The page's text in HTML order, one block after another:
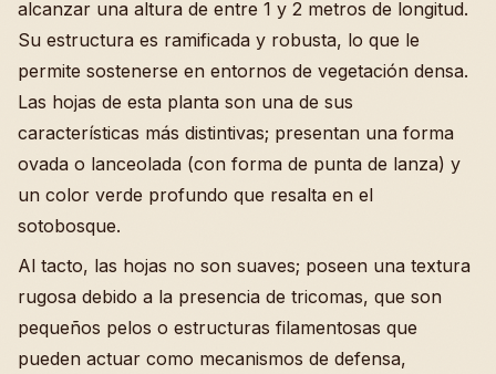
alcanzar una altura de entre 1 y 2 metros de longitud.
Su estructura es ramificada y robusta, lo que le
permite sostenerse en entornos de vegetación densa.
Las hojas de esta planta son una de sus
características más distintivas; presentan una forma
ovada o lanceolada (con forma de punta de lanza) y
un color verde profundo que resalta en el
sotobosque.
Al tacto, las hojas no son suaves; poseen una textura
rugosa debido a la presencia de tricomas, que son
pequeños pelos o estructuras filamentosas que
pueden actuar como mecanismos de defensa,